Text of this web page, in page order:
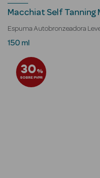
Cabelo
Beauty Season
Beauty Season
Cosmética
Autobronzeadores
Macchiat Self Tanning
Espuma Autobronzeadora
150 ml
30%
SOBRE PVPR